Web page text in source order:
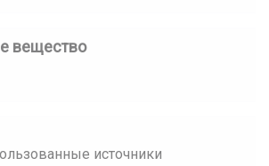
вещество
источники